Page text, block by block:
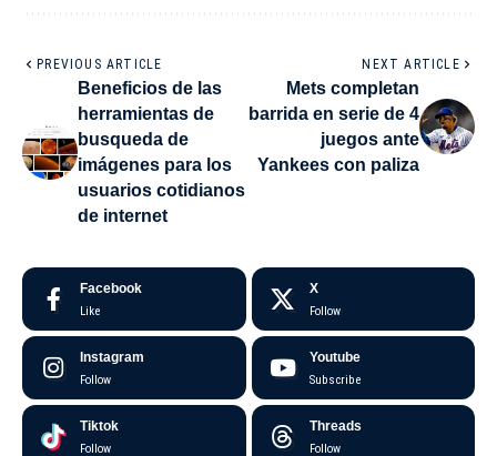
PREVIOUS ARTICLE
Beneficios de las
herramientas de
busqueda de
imágenes para los
usuarios cotidianos
de internet
NEXT ARTICLE
Mets completan
barrida en serie de 4
juegos ante
Yankees con paliza
Facebook
Like
X
Follow
Instagram
Follow
Youtube
Subscribe
Tiktok
Follow
Threads
Follow